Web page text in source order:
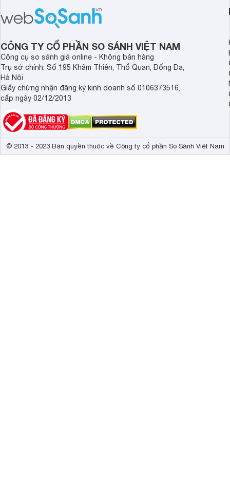
Mặt bếp từ dươngElmich ice-7952 được phủ kính
hạn chế nứt vỡ, giúp chị em nội trợ có thể yên tâm nấu
Toả nhiệt nhanh, đều cùng đa dạng chế độ nấu
Bếp điện từ
đơn Elmich ice-7952 có công suất cao
làm nóng trực tiếp đáy nồi bằng từ trường, nhiệt năng và
được chín nhanh hơn, rút ngắn thời gian nấu nướng đáng
Sản phẩm nhập khẩu này còn được tích hợp sẵn các
với 8 mức gia nhiệt linh hoạt (từ 60 độ - 240 độ C), cho
dụng.
CÔNG TY CỔ PHẦN SO SÁNH VIỆT NAM
Công cụ so sánh giá online - Không bán hàng
Trụ sở chính: Số 195 Khâm Thiên, Thổ Quan, Đống Đa,
Hà Nội
Giấy chứng nhận đăng ký kinh doanh số 0106373516,
cấp ngày 02/12/2013
© 2013 - 2023 Bản quyền thuộc về Công ty cổ phần So Sánh Việt Nam